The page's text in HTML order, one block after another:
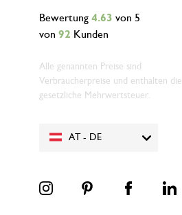
AT - DE
Bewertung 4.63 von 5
von 92 Kunden
Alle genannten Preise sind
Verbraucherpreise und enthalten die
gesetzliche Mehrwertsteuer.